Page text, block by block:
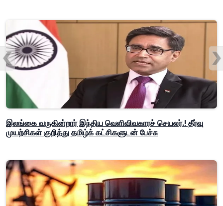
இலங்கை வருகின்றார் இந்திய வெளிவிவகாரச் செயலர்.! தீர்வு
முயற்சிகள் குறித்து தமிழ்க் கட்சிகளுடன் பேச்சு